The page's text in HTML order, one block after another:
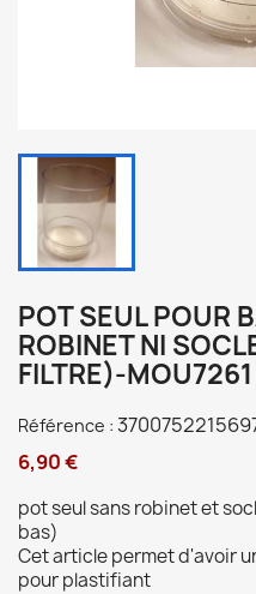
POT SEUL POUR
ROBINET NI
FILTRE)-
Référence :
6,90 €
pot seul sans robinet et
bas)
Cet article permet d'avoir
pour plastifiant